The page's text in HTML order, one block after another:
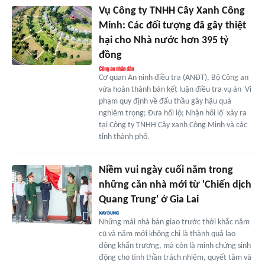
Vụ Công ty TNHH Cây Xanh Công
Minh: Các đối tượng đã gây thiệt
hại cho Nhà nước hơn 395 tỷ
đồng
Cơ quan An ninh điều tra (ANĐT), Bộ Công an
vừa hoàn thành bản kết luận điều tra vụ án 'Vi
phạm quy định về đấu thầu gây hậu quả
nghiêm trọng; Đưa hối lộ; Nhận hối lộ' xảy ra
tại Công ty TNHH Cây xanh Công Minh và các
tỉnh thành phố.
Niềm vui ngày cuối năm trong
những căn nhà mới từ 'Chiến dịch
Quang Trung' ở Gia Lai
Những mái nhà bàn giao trước thời khắc năm
cũ và năm mới không chỉ là thành quả lao
động khẩn trương, mà còn là minh chứng sinh
động cho tinh thần trách nhiệm, quyết tâm và